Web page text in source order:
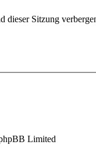
dieser Sitzung
Limited